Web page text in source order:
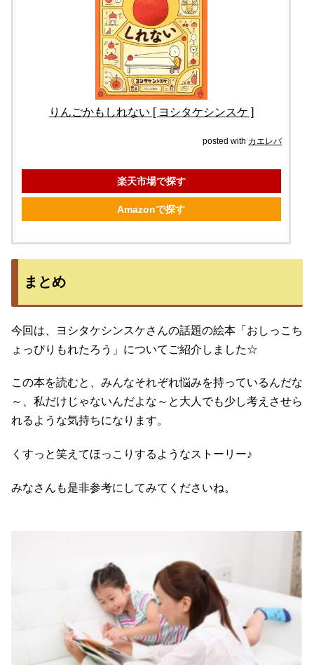
りんごかもしれない [ ヨシタケシンスケ ]
posted with カエレバ
楽天市場で探す
Amazonで探す
まとめ
今回は、ヨシタケシンスケさんの話題の絵本「おしっこち
ょっぴりもれたろう」についてご紹介しました☆
この本を読むと、みんなそれぞれ悩みを持っているんだな
～、私だけじゃないんだよな～と大人でも少し考えさせら
れるような気持ちになります。
くすっと笑えてほっこりするようなストーリー♪
みなさんも是非参考にしてみてくださいね。